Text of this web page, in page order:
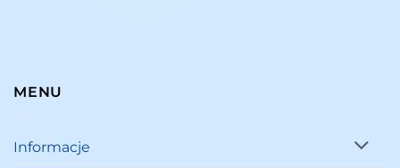
MENU
Informacje